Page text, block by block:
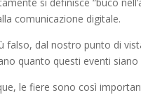
comunicazione digitale.
falso, dal nostro punto di
quanto questi eventi
le fiere sono così